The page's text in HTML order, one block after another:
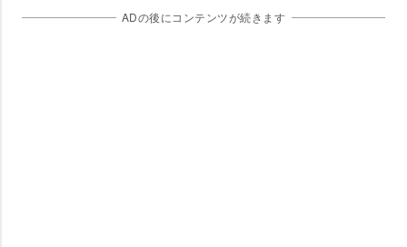
ADの後にコンテンツが続きます